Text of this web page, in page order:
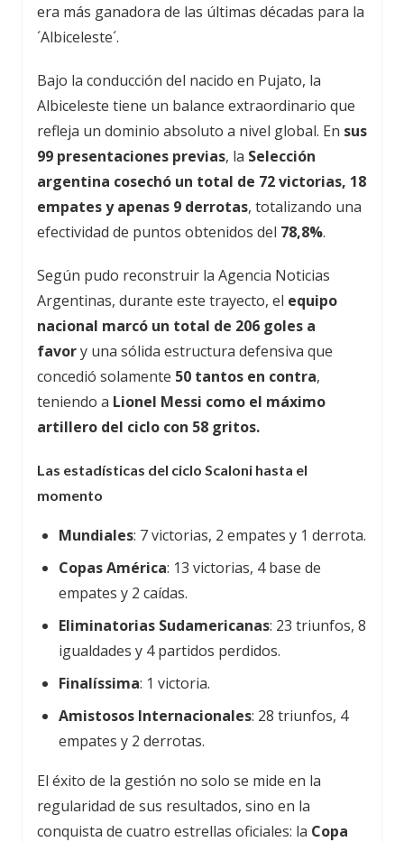
era más ganadora de las últimas décadas para la
´Albiceleste´.
Bajo la conducción del nacido en Pujato, la
Albiceleste tiene un balance extraordinario que
refleja un dominio absoluto a nivel global. En sus
99 presentaciones previas, la Selección
argentina cosechó un total de 72 victorias, 18
empates y apenas 9 derrotas, totalizando una
efectividad de puntos obtenidos del 78,8%.
Según pudo reconstruir la Agencia Noticias
Argentinas, durante este trayecto, el equipo
nacional marcó un total de 206 goles a
favory una sólida estructura defensiva que
concedió solamente 50 tantos en contra,
teniendo a Lionel Messi como el máximo
artillero del ciclo con 58 gritos.
Las estadísticas del ciclo Scaloni hasta el
momento
Mundiales: 7 victorias, 2 empates y 1 derrota.
Copas América: 13 victorias, 4 base de
empates y 2 caídas.
Eliminatorias Sudamericanas: 23 triunfos, 8
igualdades y 4 partidos perdidos.
Finalíssima: 1 victoria.
Amistosos Internacionales: 28 triunfos, 4
empates y 2 derrotas.
El éxito de la gestión no solo se mide en la
regularidad de sus resultados, sino en la
conquista de cuatro estrellas oficiales: la Copa